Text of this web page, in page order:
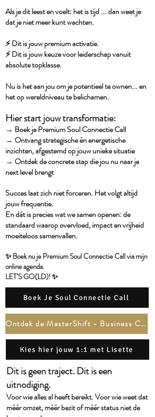
Als je dit leest en voelt: het is tijd ... dan weet je
dat je niet meer kunt wachten.
⚡️ Dit is jouw premium activatie.
⚡️ Dit is jouw keuze voor leiderschap vanuit
absolute topklasse.
Nu is het aan jou om je potentieel te ownen... en
het op wereldniveau te belichamen.
Hier start jouw transformatie:
→ Boek je Premium Soul Connectie Call
→ Ontvang strategische én energetische
inzichten, afgestemd op jouw unieke situatie
→ Ontdek de concrete stap die jou nu naar je
next level brengt
Succes laat zich niet forceren. Het volgt altijd
jouw frequentie.
En dát is precies wat we samen openen: de
standaard waarop overvloed, impact en vrijheid
moeiteloos samenvallen.
✨ Boek nu je Premium Soul Connectie Call via mijn
online agenda.
LET’S GO(LD)! ✨
Boek Je Soul Connectie Call
Ontdek de MasterShift - Business Channel
Kies hier jouw 1:1 met Lisette
Dit is geen traject. Dit is een
uitnodiging.
Voor wie alles al heeft bereikt. Voor wie weet dat
méér omzet, méér bezit of méér status niet de